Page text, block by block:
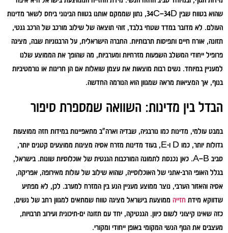
שהוא בטווח שבין 34C–34D, נתון שממקם אותנו בטווח הבינוני ביחס לשאר מדינות
העולם. לא מדובר במדד שטחי בלבד, זוהי תוצאה של שילוב מורכב של הרכב גנטי,
תזונה, אורח חיים ותפיסות תרבותיות. החברה הישראלית, על הרבגוניות שבה, מציגה
פרופיל ייחודי המשלב השפעות מזרחיות ומערביות, מה שהופך את הממוצע שלנו
למעניין במיוחד. נשים רבות מוצאות את עצמן שואלות אם הן חריגות או נורמטיביות
בנוף, אך המציאות מראה שמגוון הוא הנורמה החדשה.
הבדל בין מדינות: השוואה שמספרת סיפור
במבט עולמי, מדינות כמו נורבגיה, שבדיה וארה"ב מתאפיינות במידות חזה ממוצעות
גדולות יותר, כמו D ו-E, בעוד מדינות מזרח אסיה מציגות ממוצעים קטנים יותר,
סביב A–B. כאן נכנסת לתמונה המורכבות הגנטית של אוכלוסיות שונות. בישראל,
בגלל האופי הרב-אתני של האוכלוסייה, שהוא שילוב של עולות מאירופה, אפריקה,
אסיה והאזור הערבי, נוצר ממוצע מעניין הנע בין המזרח למערב. לכן, לא מפתיע
שדווקא מידת חזייה ממוצעת בישראל מציגה טווח שמתאים למגוון רחב של נשים,
כזה שאינו קיצוני לשום כיוון. הגנטיקה, יחד עם תזונה ים-תיכונית ועירוב תרבויות,
מעצבים את הגוף הנשי המקומי באופן ייחודי ומקורי.